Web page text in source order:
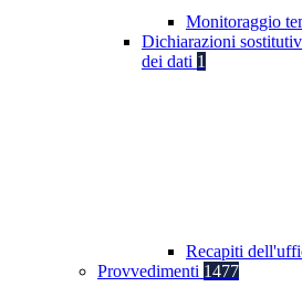
Monitoraggio
Dichiarazioni
dei dati 1
Recapiti
Provvedimenti 1477